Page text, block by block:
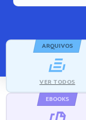
ARQUIVOS
VER TODOS
EBOOKS